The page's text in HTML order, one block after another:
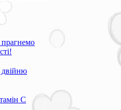
прагнемо
С